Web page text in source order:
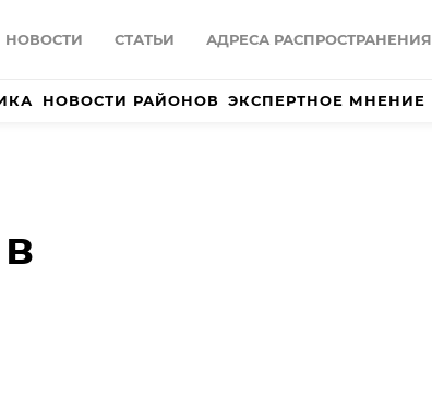
НОВОСТИ СТАТЬИ АДРЕСА РАСПРОСТРАНЕНИЯ
НОВОСТИ РАЙОНОВ ЭКСПЕРТНОЕ МНЕНИЕ